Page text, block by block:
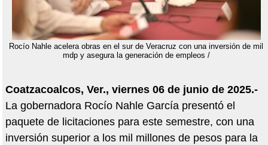
Rocío Nahle acelera obras en el sur de Veracruz con una inversión de mil
mdp y asegura la generación de empleos /
Coatzacoalcos, Ver., viernes 06 de junio de 2025.-
La gobernadora Rocío Nahle García presentó el
paquete de licitaciones para este semestre, con una
inversión superior a los mil millones de pesos para la